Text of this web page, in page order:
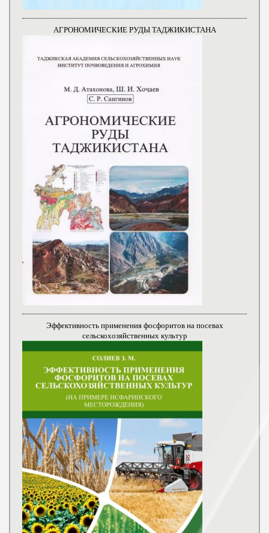
АГРОНОМИЧЕСКИЕ РУДЫ ТАДЖИКИСТАНА
Эффективность применения фосфоритов на посевах
сельскохозяйственных культур